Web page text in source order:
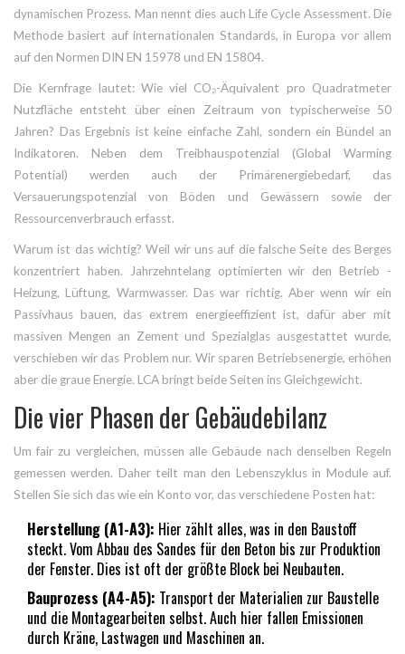
dynamischen Prozess. Man nennt dies auch Life Cycle Assessment. Die
Methode basiert auf internationalen Standards, in Europa vor allem
auf den Normen DIN EN 15978 und EN 15804.
Die Kernfrage lautet: Wie viel CO₂-Äquivalent pro Quadratmeter
Nutzfläche entsteht über einen Zeitraum von typischerweise 50
Jahren? Das Ergebnis ist keine einfache Zahl, sondern ein Bündel an
Indikatoren. Neben dem Treibhauspotenzial (Global Warming
Potential) werden auch der Primärenergiebedarf, das
Versauerungspotenzial von Böden und Gewässern sowie der
Ressourcenverbrauch erfasst.
Warum ist das wichtig? Weil wir uns auf die falsche Seite des Berges
konzentriert haben. Jahrzehntelang optimierten wir den Betrieb -
Heizung, Lüftung, Warmwasser. Das war richtig. Aber wenn wir ein
Passivhaus bauen, das extrem energieeffizient ist, dafür aber mit
massiven Mengen an Zement und Spezialglas ausgestattet wurde,
verschieben wir das Problem nur. Wir sparen Betriebsenergie, erhöhen
aber die graue Energie. LCA bringt beide Seiten ins Gleichgewicht.
Die vier Phasen der Gebäudebilanz
Um fair zu vergleichen, müssen alle Gebäude nach denselben Regeln
gemessen werden. Daher teilt man den Lebenszyklus in Module auf.
Stellen Sie sich das wie ein Konto vor, das verschiedene Posten hat:
Herstellung (A1-A3): Hier zählt alles, was in den Baustoff
steckt. Vom Abbau des Sandes für den Beton bis zur Produktion
der Fenster. Dies ist oft der größte Block bei Neubauten.
Bauprozess (A4-A5): Transport der Materialien zur Baustelle
und die Montagearbeiten selbst. Auch hier fallen Emissionen
durch Kräne, Lastwagen und Maschinen an.